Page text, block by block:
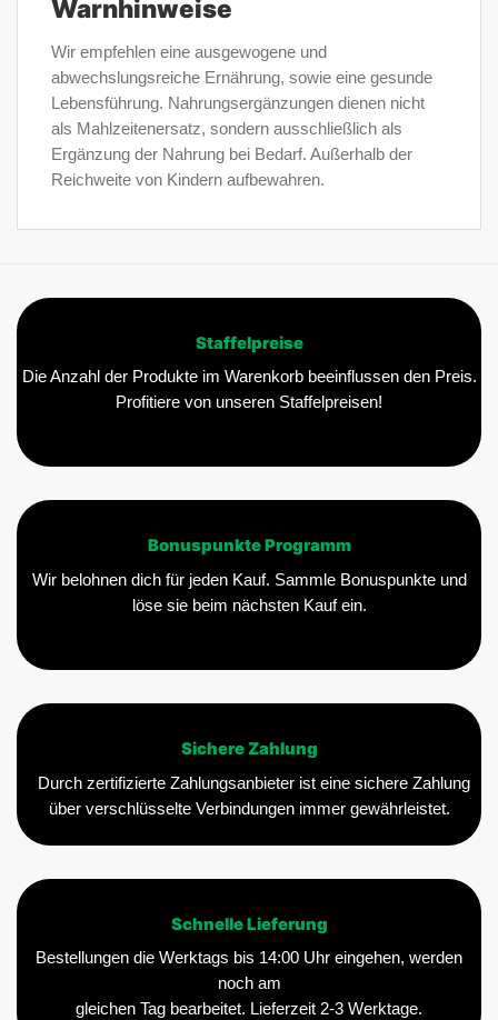
Warnhinweise
Wir empfehlen eine ausgewogene und
abwechslungsreiche Ernährung, sowie eine gesunde
Lebensführung. Nahrungsergänzungen dienen nicht
als Mahlzeitenersatz, sondern ausschließlich als
Ergänzung der Nahrung bei Bedarf. Außerhalb der
Reichweite von Kindern aufbewahren.
Staffelpreise
Die Anzahl der Produkte im Warenkorb beeinflussen den Preis.
Profitiere von unseren Staffelpreisen!
Bonuspunkte Programm
Wir belohnen dich für jeden Kauf. Sammle Bonuspunkte und
löse sie beim nächsten Kauf ein.
Sichere Zahlung
Durch zertifizierte Zahlungsanbieter ist eine sichere Zahlung
über verschlüsselte Verbindungen immer gewährleistet.
Schnelle Lieferung
Bestellungen die Werktags bis 14:00 Uhr eingehen, werden
noch am
gleichen Tag bearbeitet. Lieferzeit 2-3 Werktage.